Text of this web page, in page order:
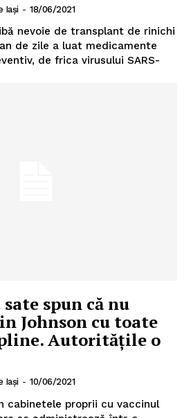
Iași - 18/06/2021
nevoie de transplant de rinichi
de zile a luat medicamente
de frica virusului SARS-
spun că nu
Johnson cu toate
Autorităţile o
Iași - 10/06/2021
cabinetele proprii cu vaccinul